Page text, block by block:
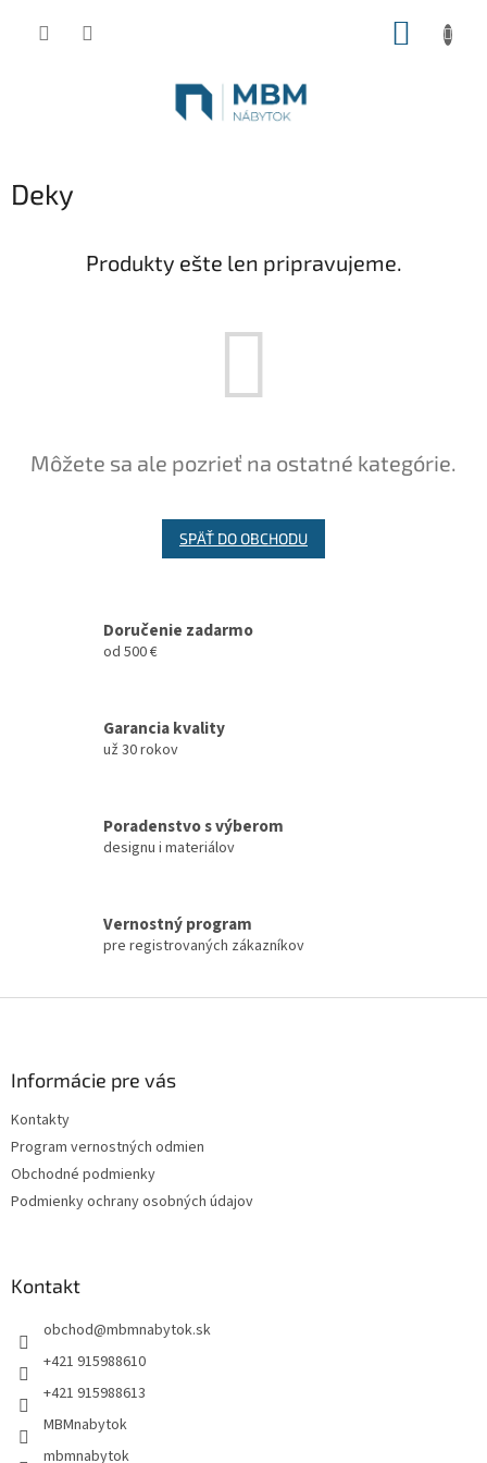
Deky
Produkty ešte len pripravujeme.
Môžete sa ale pozrieť na ostatné kategórie.
SPÄŤ DO OBCHODU
Doručenie zadarmo
od 500 €
Garancia kvality
už 30 rokov
Poradenstvo s výberom
designu i materiálov
Vernostný program
pre registrovaných zákazníkov
Informácie pre vás
Kontakty
Program vernostných odmien
Obchodné podmienky
Podmienky ochrany osobných údajov
Kontakt
obchod@mbmnabytok.sk
+421 915988610
+421 915988613
MBMnabytok
mbmnabytok